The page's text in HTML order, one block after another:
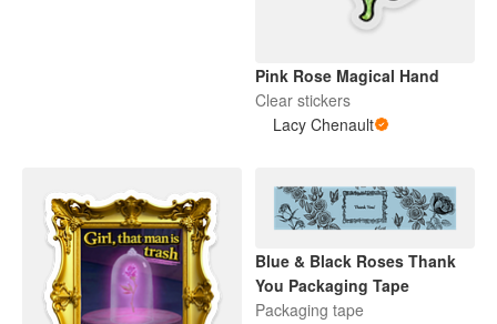
Pink Rose Magical Hand
Clear stickers
Lacy Chenault
Blue & Black Roses Thank
You Packaging Tape
Packaging tape